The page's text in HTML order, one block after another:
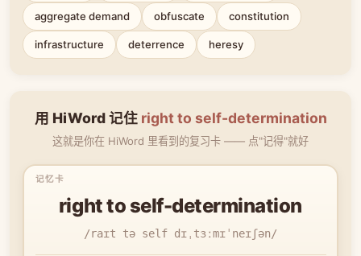
aggregate demand obfuscate constitution
infrastructure deterrence heresy
用 HiWord 记住 right to self-determination
这就是你在 HiWord 里看到的复习卡 —— 点"记得"就好
right to self-determination
/raɪt tə self dɪˌtɜːmɪˈneɪʃən/